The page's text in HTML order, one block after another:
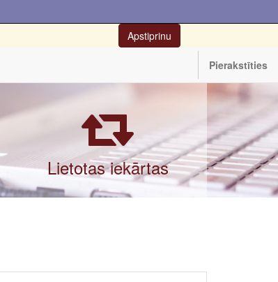
Apstiprinu
Pierakstīties
Lietotas iekārtas